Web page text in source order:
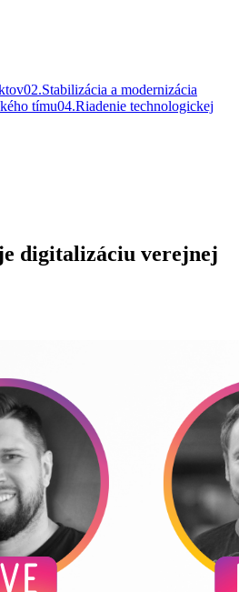
02.Stabilizácia a modernizácia
tímu04.Riadenie technologickej
digitalizáciu verejnej